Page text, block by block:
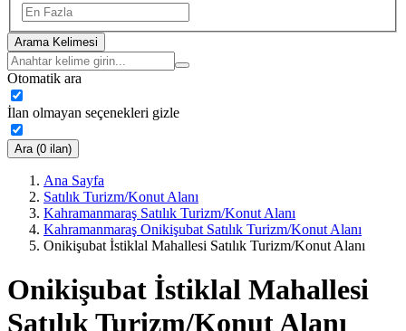
Arama Kelimesi
Otomatik ara
İlan olmayan seçenekleri gizle
Ara (0 ilan)
Ana Sayfa
Satılık Turizm/Konut Alanı
Kahramanmaraş Satılık Turizm/Konut Alanı
Kahramanmaraş Onikişubat Satılık Turizm/Konut Alanı
Onikişubat İstiklal Mahallesi Satılık Turizm/Konut Alanı
Onikişubat İstiklal Mahallesi
Satılık Turizm/Konut Alanı